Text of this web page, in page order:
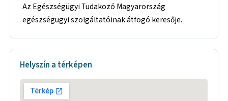
Az Egészségügyi Tudakozó Magyarország
egészségügyi szolgáltatóinak átfogó keresője.
Helyszín a térképen